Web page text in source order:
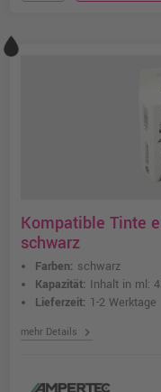
Kompatible Tinte
schwarz
Farben: schwarz
Kapazität: Inhalt in ml:
Lieferzeit: 1-2 Werktage
mehr Details chevron_right